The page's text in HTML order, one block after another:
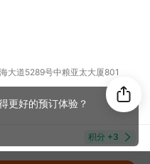
更好的预订体验？
积分 +3
大道5289号中粮亚太大厦801